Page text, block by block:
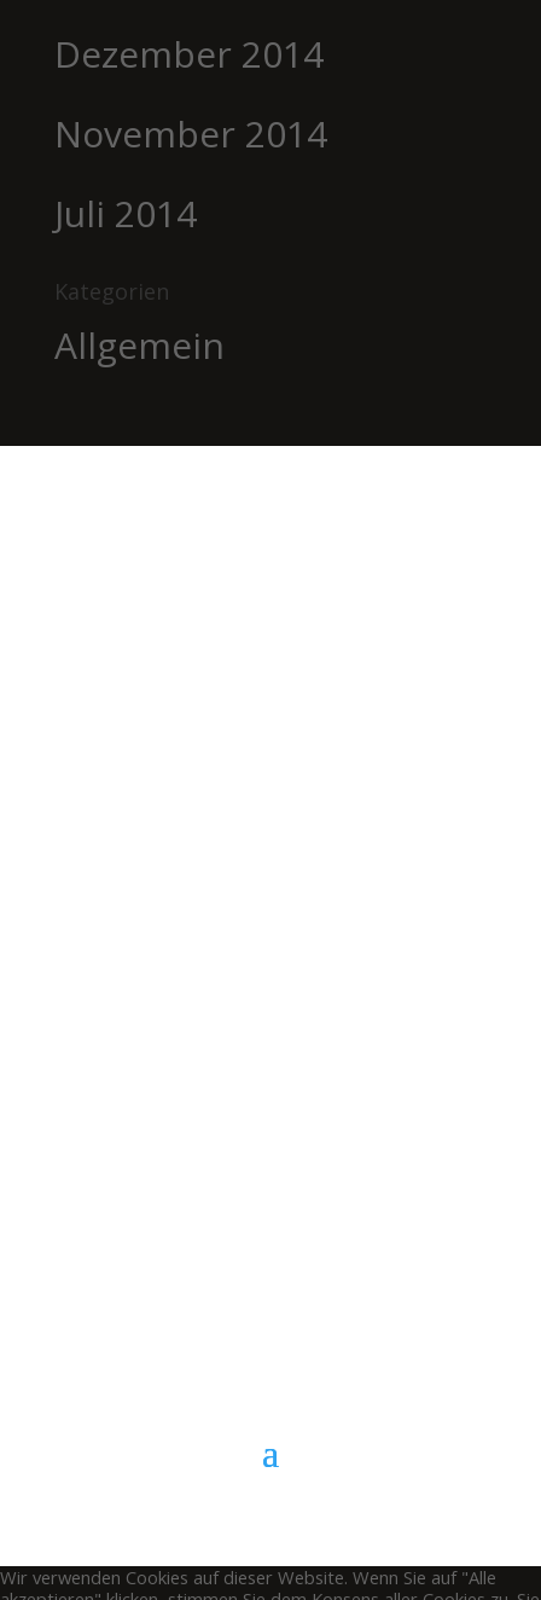
Dezember 2014
November 2014
Juli 2014
Kategorien
Allgemein
Wir verwenden Cookies auf dieser Website. Wenn Sie auf "Alle